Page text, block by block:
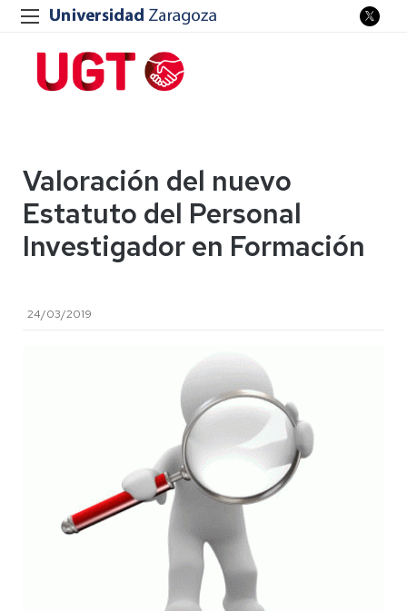
Valoración del nuevo
Estatuto del Personal
Investigador en Formación
24/03/2019